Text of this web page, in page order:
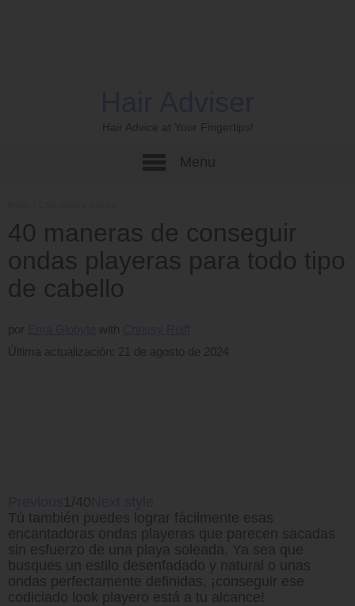
Hair Advice at Your Fingertips!
40 maneras de conseguir
ondas playeras para todo tipo
de cabello
por
Última actualización: 21 de agosto de 2024
1/40
Tú también puedes lograr fácilmente esas
encantadoras ondas playeras que parecen sacadas
sin esfuerzo de una playa soleada. Ya sea que
busques un estilo desenfadado y natural o unas
ondas perfectamente definidas, ¡conseguir ese
codiciado look playero está a tu alcance!